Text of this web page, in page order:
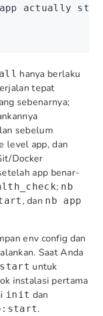
actually
hanya berlaku
tepat
sebenarnya;
sebelum
level app, dan
Docker
app benar-
; nb
, dan nb app
env config dan
Saat Anda
start untuk
instalasi pertama
init dan
.